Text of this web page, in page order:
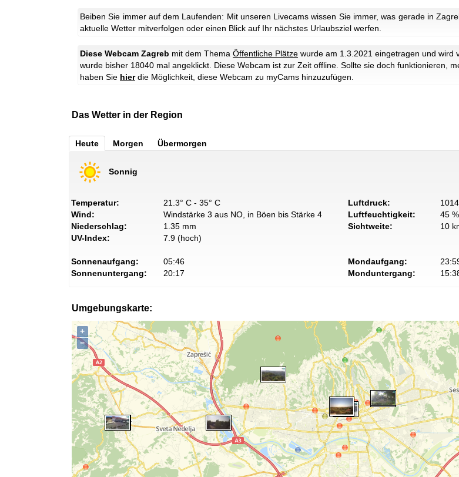
Beiben Sie immer auf dem Laufenden: Mit unseren Livecams wissen Sie immer, was gerade in
aktuelle Wetter mitverfolgen oder einen Blick auf Ihr nächstes Urlaubsziel werfen.
Diese Webcam Zagreb mit dem Thema Öffentliche Plätze wurde am 1.3.2021 eingetragen und wird
wurde bisher 18040 mal angeklickt. Diese Webcam ist zur Zeit offline. Sollte sie doch funktionieren,
haben Sie hierdie Möglichkeit, diese Webcam zu myCams hinzuzufügen.
Das Wetter in der Region
Heute Morgen Übermorgen
Sonnig
Temperatur:
21.3° C - 35° C
Wind:
Windstärke 3 aus NO, in Böen bis Stärke 4
Niederschlag:
1.35 mm
UV-Index:
7.9 (hoch)
Luftdruck:
Luftfeuchtigkeit:
45 %
Sichtweite:
10
Sonnenaufgang:
05:46
Sonnenuntergang:
20:17
Mondaufgang:
Monduntergang:
Umgebungskarte:
+
−